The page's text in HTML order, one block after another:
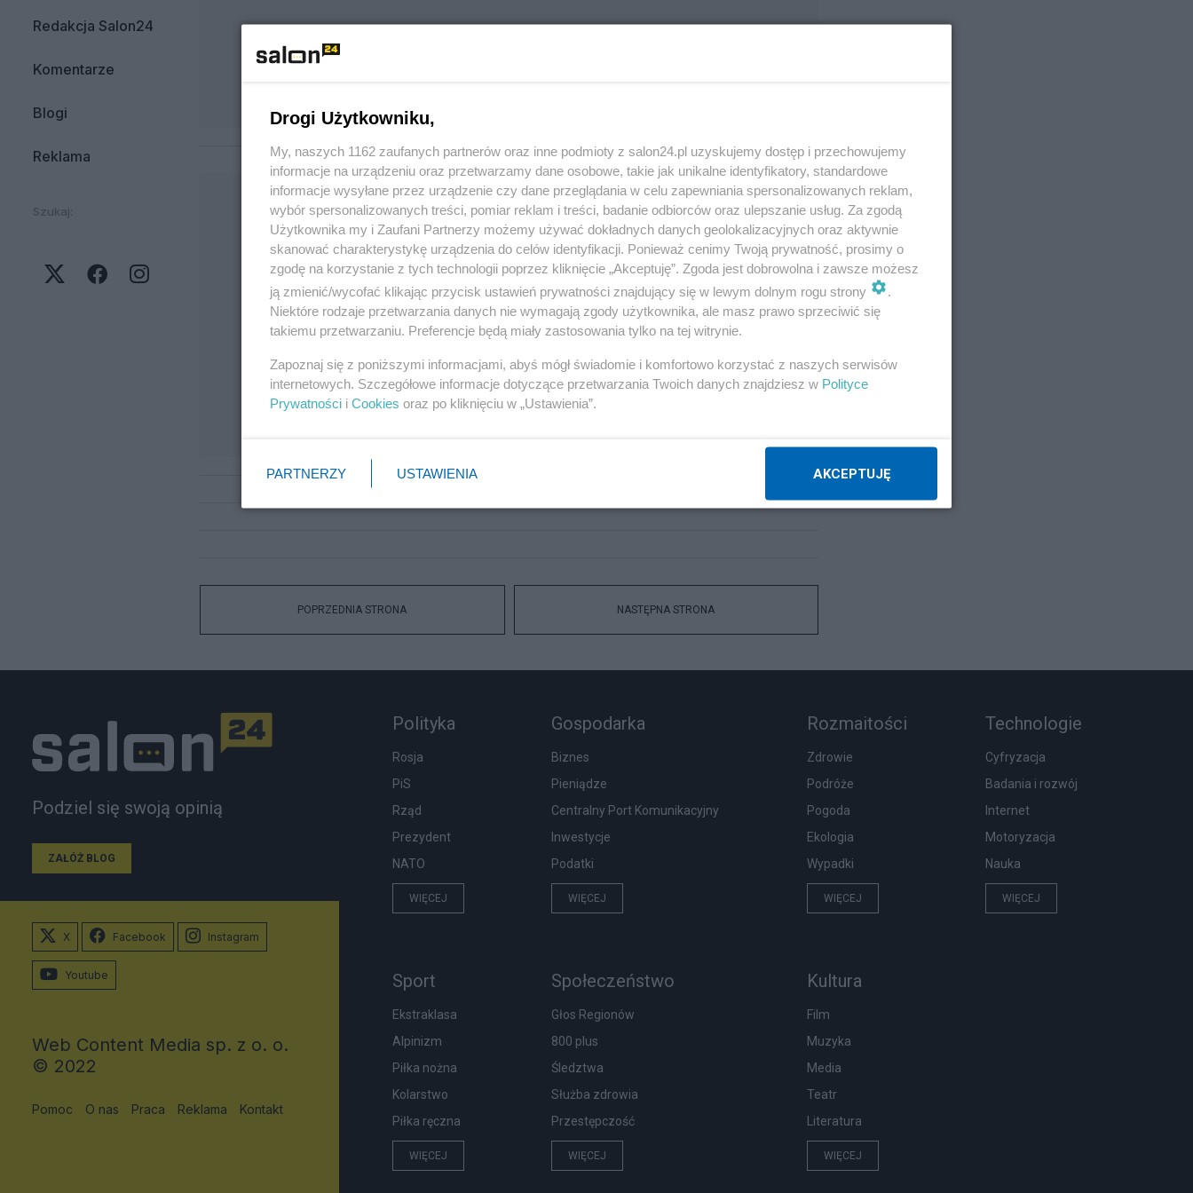
Redakcja Salon24
Komentarze
Blogi
Reklama
Szukaj:
POPRZEDNIA STRONA NASTĘPNA STRONA
Podziel się swoją opinią
ZAŁÓŻ BLOG
Polityka
Rosja
PiS
Rząd
Prezydent
NATO
WIĘCEJ
Gospodarka
Biznes
Pieniądze
Centralny Port Komunikacyjny
Inwestycje
Podatki
WIĘCEJ
Rozmaitości
Zdrowie
Podróże
Pogoda
Ekologia
Wypadki
WIĘCEJ
Technologie
Cyfryzacja
Badania i rozwój
Internet
Motoryzacja
Nauka
WIĘCEJ
Sport
Ekstraklasa
Alpinizm
Piłka nożna
Kolarstwo
Piłka ręczna
WIĘCEJ
Społeczeństwo
Głos Regionów
800 plus
Śledztwa
Służba zdrowia
Przestępczość
WIĘCEJ
Kultura
Film
Muzyka
Media
Teatr
Literatura
WIĘCEJ
X Facebook Instagram
Youtube
Web Content Media sp. z o. o.
© 2022
Pomoc O nas Praca Reklama Kontakt
Drogi Użytkowniku,
My, naszych 1162 zaufanych partnerów oraz inne podmioty z salon24.pl uzyskujemy dostęp i przechowujemy
informacje na urządzeniu oraz przetwarzamy dane osobowe, takie jak unikalne identyfikatory, standardowe
informacje wysyłane przez urządzenie czy dane przeglądania w celu zapewniania spersonalizowanych reklam,
wybór spersonalizowanych treści, pomiar reklam i treści, badanie odbiorców oraz ulepszanie usług. Za zgodą
Użytkownika my i Zaufani Partnerzy możemy używać dokładnych danych geolokalizacyjnych oraz aktywnie
skanować charakterystykę urządzenia do celów identyfikacji. Ponieważ cenimy Twoją prywatność, prosimy o
zgodę na korzystanie z tych technologii poprzez kliknięcie „Akceptuję”. Zgoda jest dobrowolna i zawsze możesz
ją zmienić/wycofać klikając przycisk ustawień prywatności znajdujący się w lewym dolnym rogu strony
Niektóre rodzaje przetwarzania danych nie wymagają zgody użytkownika, ale masz prawo sprzeciwić się
takiemu przetwarzaniu. Preferencje będą miały zastosowania tylko na tej witrynie.
Zapoznaj się z poniższymi informacjami, abyś mógł świadomie i komfortowo korzystać z naszych serwisów
internetowych. Szczegółowe informacje dotyczące przetwarzania Twoich danych znajdziesz w Polityce
Prywatności i Cookies oraz po kliknięciu w „Ustawienia”.
PARTNERZY USTAWIENIA AKCEPTUJĘ